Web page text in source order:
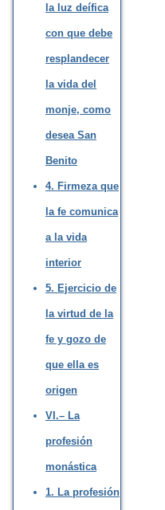
la luz deífica
con que debe
resplandecer
la vida del
monje, como
desea San
Benito
4. Firmeza que
la fe comunica
a la vida
interior
5. Ejercicio de
la virtud de la
fe y gozo de
que ella es
origen
VI.– La
profesión
monástica
1. La profesión